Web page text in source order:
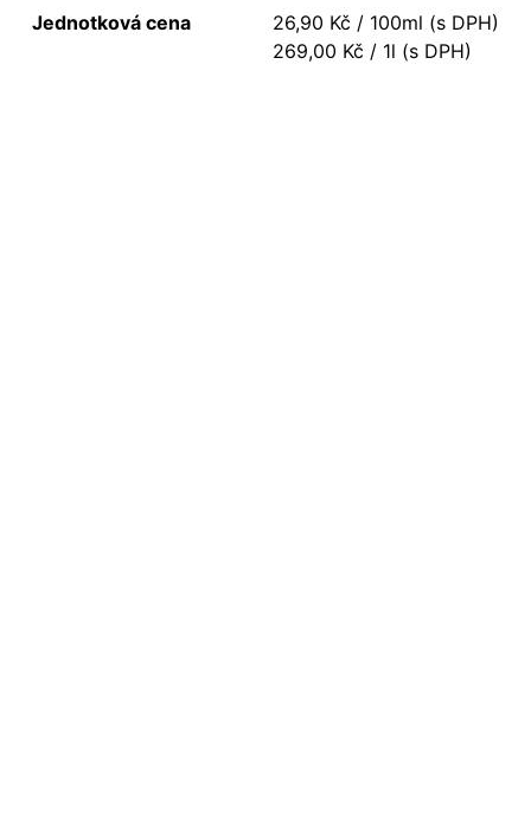
Jednotková cena
26,90 Kč / 100ml (s DPH)
269,00 Kč / 1l (s DPH)